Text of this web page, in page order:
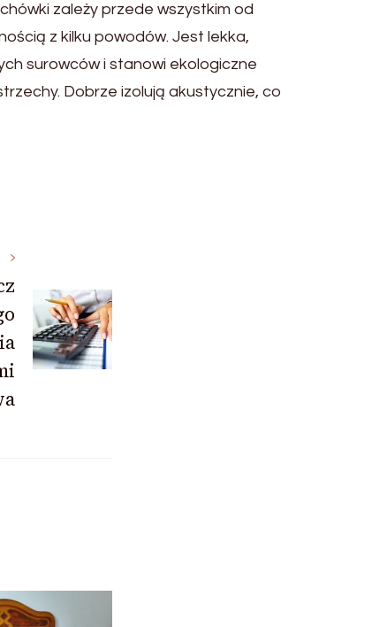
zależy przede wszystkim od
z kilku powodów. Jest lekka,
surowców i stanowi ekologiczne
Dobrze izolują akustycznie, co